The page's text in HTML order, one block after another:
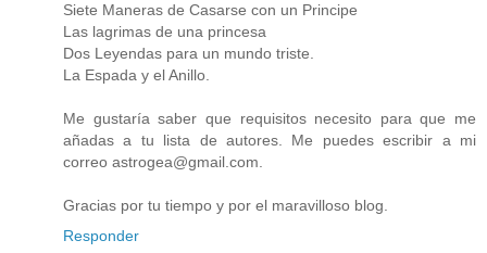
Siete Maneras de Casarse con un Principe
Las lagrimas de una princesa
Dos Leyendas para un mundo triste.
La Espada y el Anillo.
Me gustaría saber que requisitos necesito para que me
añadas a tu lista de autores. Me puedes escribir a mi
correo astrogea@gmail.com.
Gracias por tu tiempo y por el maravilloso blog.
Responder